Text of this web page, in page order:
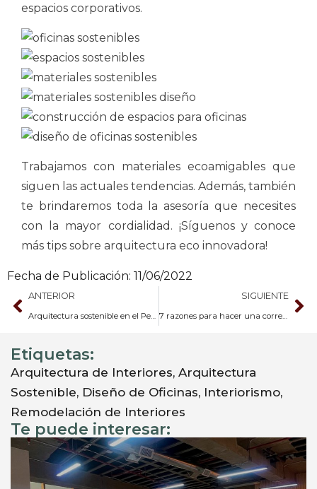
espacios corporativos.
Trabajamos con materiales ecoamigables que
siguen las actuales tendencias. Además, también
te brindaremos toda la asesoría que necesites
con la mayor cordialidad. ¡Síguenos y conoce
más tips sobre arquitectura eco innovadora!
Fecha de Publicación: 11/06/2022
ANTERIOR SIGUIENTE
7 razones para hacer una correcta remodelación de oficina
Etiquetas:
Arquitectura de Interiores, Arquitectura
Sostenible, Diseño de Oficinas, Interiorismo,
Remodelación de Interiores
Te puede interesar: